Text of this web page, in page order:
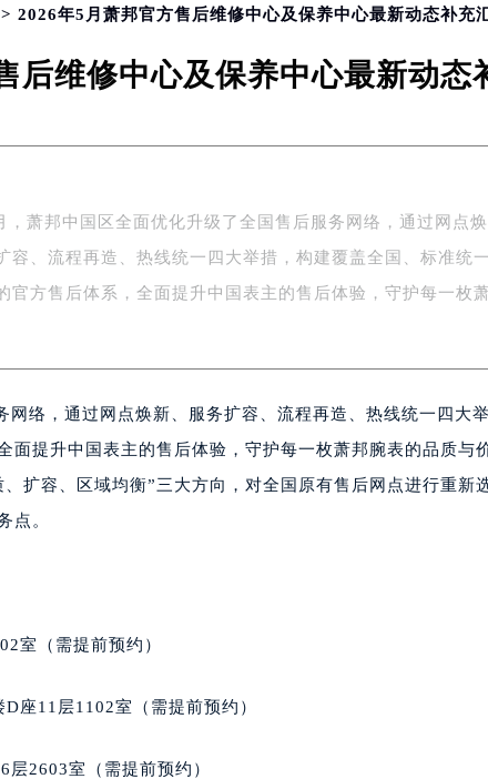
国际金融中心写字楼35层3508室（需提前预约）
字楼1号楼16层1604室（需提前预约）
中心写字楼8层805室（需提前预约）
易中心写字楼A座13层1304室（需提前预约）
地双子塔（中央广场）A1座办公楼14层07室（需提前预约）
写字楼17层1701室（需提前预约）
写字楼1座30层05室（需提前预约）
字楼B座11层1104室（需提前预约）
字楼15层03室（需提前预约）
广场写字楼9层902室（需提前预约）
楼29层2905室（需提前预约）
服务中心（品牌授权店）1层整层（需提前预约）
（CCMALL）C座17层17-B（需提前预约）
> 2026年5月萧邦官方售后维修中心及保养中心最新动态补充
后维修中心及保养中心最新动态
，萧邦中国区全面优化升级了全国售后服务网络，通过网点焕
容、流程再造、热线统一四大举措，构建覆盖全国、标准统一
官方售后体系，全面提升中国表主的售后体验，守护每一枚
络，通过网点焕新、服务扩容、流程再造、热线统一四大
面提升中国表主的售后体验，守护每一枚萧邦腕表的品质与
扩容、区域均衡”三大方向，对全国原有售后网点进行重新
点。
室（需提前预约）
座11层1102室（需提前预约）
2603室（需提前预约）